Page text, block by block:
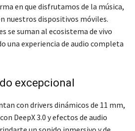
en que disfrutamos de la música,
nuestros dispositivos móviles.
se suman al ecosistema de vivo
una experiencia de audio completa
excepcional
con drivers dinámicos de 11 mm,
DeepX 3.0 y efectos de audio